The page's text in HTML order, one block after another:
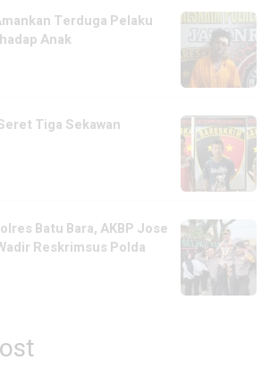
Terduga Pelaku
Anak
Tiga Sekawan
Batu Bara, AKBP Jose
Reskrimsus Polda